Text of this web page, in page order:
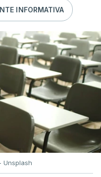
INFORMATIVA
Unsplash